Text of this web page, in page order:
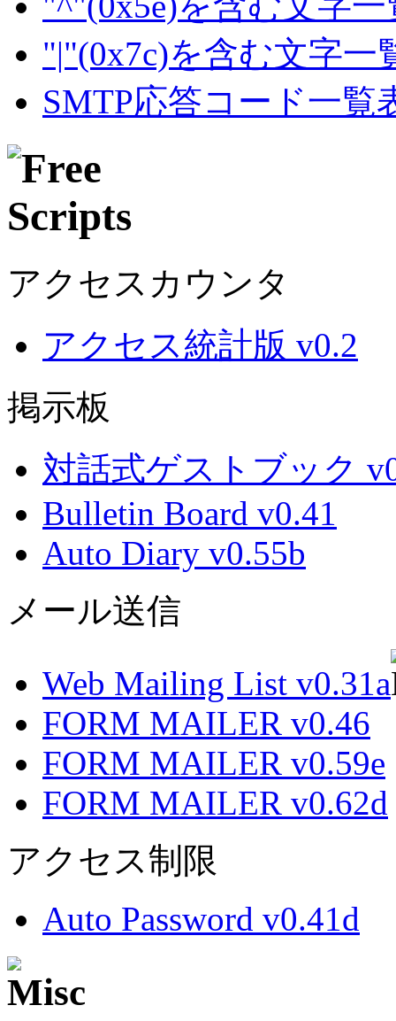
"|"(0x7c)を含む文字一
SMTP応答コード一覧
アクセスカウンタ
アクセス統計版 v0.2
掲示板
対話式ゲストブック
Bulletin Board v0.41
Auto Diary v0.55b
メール送信
Web Mailing List v0.31a
FORM MAILER v0.46
FORM MAILER v0.59e
FORM MAILER v0.62d
アクセス制限
Auto Password v0.41d